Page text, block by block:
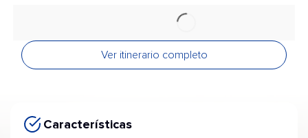
Ver itinerario completo
Características